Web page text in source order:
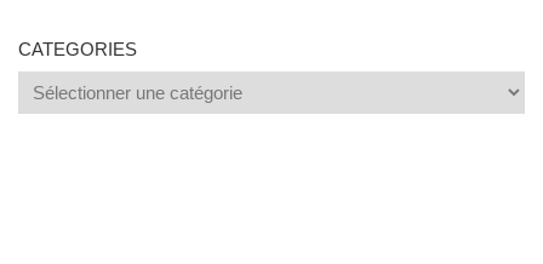
CATEGORIES
Categories